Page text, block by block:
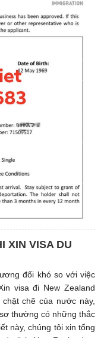
XIN VISA DU
đối khó so với việc
visa đi New Zealand
chẽ của nước này,
thường có những thắc
này, chúng tôi xin tổng